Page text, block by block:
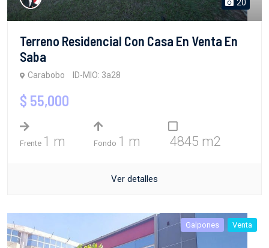
20
Terreno Residencial Con Casa En Venta En
Saba
Carabobo ID-MIO: 3a28
$ 55,000
Frente 1 m Fondo 1 m 4845 m2
Ver detalles
Galpones Venta